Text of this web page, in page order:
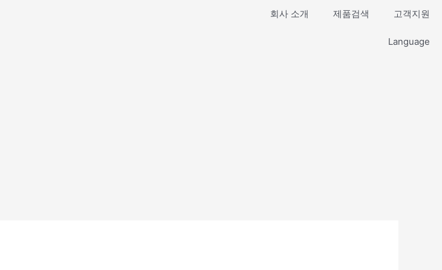
회사 소개 제품검색 고객지원
Language